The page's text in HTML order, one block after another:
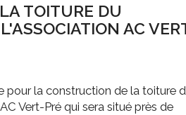
TOITURE DU
AC
pour la construction de la toiture
Vert-Pré qui sera situé près de